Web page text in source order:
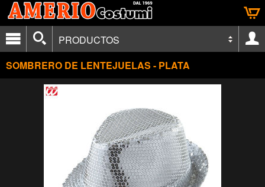
PRODUCTOS
SOMBRERO DE LENTEJUELAS - PLATA